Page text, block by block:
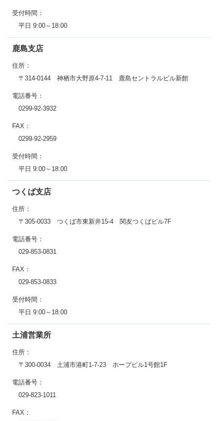
受付時間：
平日 9:00～18:00
鹿島支店
住所：
〒314-0144 神栖市大野原4-7-11 鹿島セントラルビル新館
電話番号：
0299-92-3932
FAX：
0299-92-2959
受付時間：
平日 9:00～18:00
つくば支店
住所：
〒305-0033 つくば市東新井15-4 関友つくばビル7F
電話番号：
029-853-0831
FAX：
029-853-0833
受付時間：
平日 9:00～18:00
土浦営業所
住所：
〒300-0034 土浦市港町1-7-23 ホープビル1号館1F
電話番号：
029-823-1011
FAX：